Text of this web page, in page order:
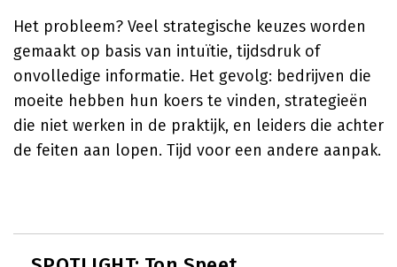
Het probleem? Veel strategische keuzes worden
gemaakt op basis van intuïtie, tijdsdruk of
onvolledige informatie. Het gevolg: bedrijven die
moeite hebben hun koers te vinden, strategieën
die niet werken in de praktijk, en leiders die achter
de feiten aan lopen. Tijd voor een andere aanpak.